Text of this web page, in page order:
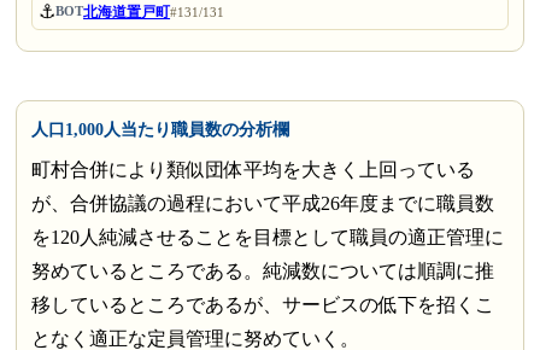
⚓BOT北海道置戸町#131/131
人口1,000人当たり職員数の分析欄
町村合併により類似団体平均を大きく上回っている
が、合併協議の過程において平成26年度までに職員数
を120人純減させることを目標として職員の適正管理に
努めているところである。純減数については順調に推
移しているところであるが、サービスの低下を招くこ
となく適正な定員管理に努めていく。